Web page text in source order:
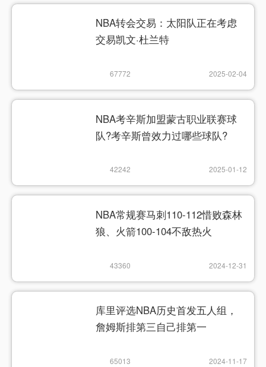
NBA转会交易：太阳队正在考虑
交易凯文·杜兰特
67772 2025-02-04
NBA考辛斯加盟蒙古职业联赛球
队?考辛斯曾效力过哪些球队?
42242 2025-01-12
NBA常规赛马刺110-112惜败森林
狼、火箭100-104不敌热火
43360 2024-12-31
库里评选NBA历史首发五人组，
詹姆斯排第三自己排第一
65013 2024-11-17